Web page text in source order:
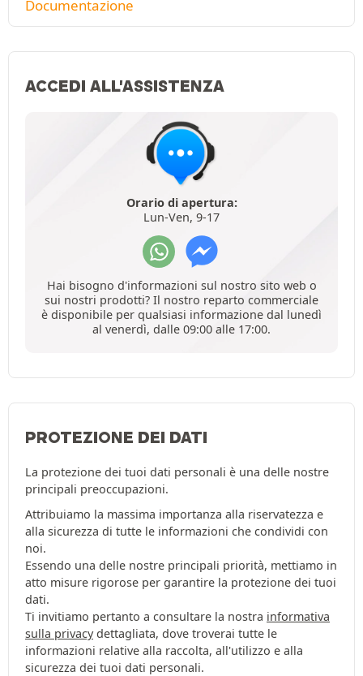
Documentazione
ACCEDI ALL'ASSISTENZA
Orario di apertura:
Lun-Ven, 9-17
Hai bisogno d'informazioni sul nostro sito web o
sui nostri prodotti? Il nostro reparto commerciale
è disponibile per qualsiasi informazione dal lunedì
al venerdì, dalle 09:00 alle 17:00.
PROTEZIONE DEI DATI
La protezione dei tuoi dati personali è una delle nostre
principali preoccupazioni.
Attribuiamo la massima importanza alla riservatezza e
alla sicurezza di tutte le informazioni che condividi con
noi.
Essendo una delle nostre principali priorità, mettiamo in
atto misure rigorose per garantire la protezione dei tuoi
dati.
Ti invitiamo pertanto a consultare la nostra informativa
sulla privacydettagliata, dove troverai tutte le
informazioni relative alla raccolta, all'utilizzo e alla
sicurezza dei tuoi dati personali.